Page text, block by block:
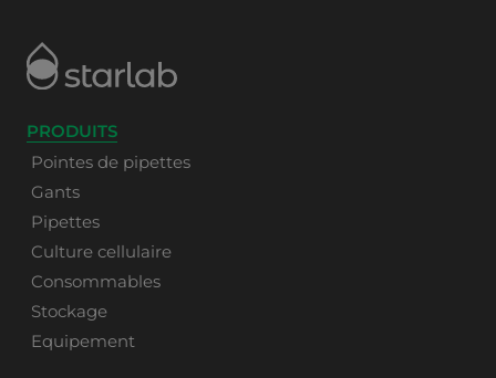
PRODUITS
Pointes de pipettes
Gants
Pipettes
Culture cellulaire
Consommables
Stockage
Equipement